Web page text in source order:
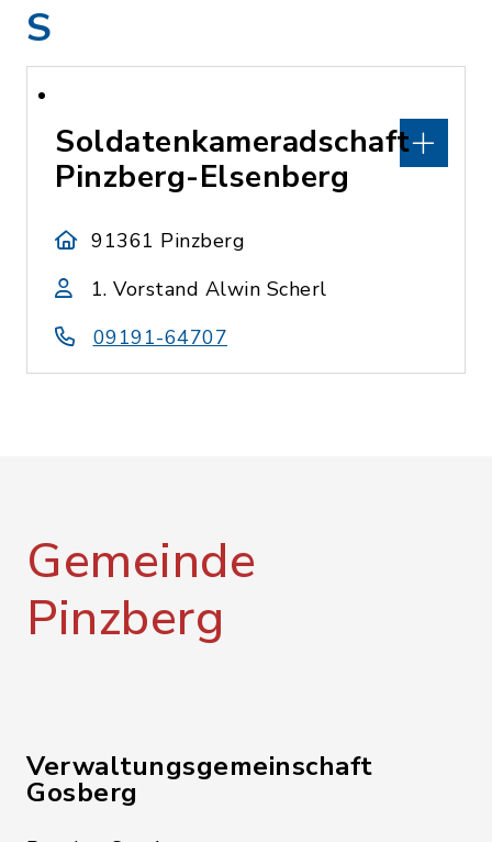
S
Soldatenkameradschaft
Pinzberg-Elsenberg
91361 Pinzberg
1. Vorstand Alwin Scherl
09191-64707
Gemeinde
Pinzberg
Verwaltungsgemeinschaft
Gosberg